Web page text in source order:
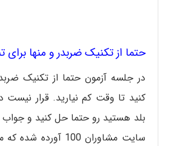
حتما از تکنیک ضربدر و منها
در جلسه آزمون حتما از تکنیک
کنید تا وقت کم نیارید. قرار
بلد هستید رو حتما حل کنید و
سایت مشاوران 100 آورده شده که میتونید ببینید: «